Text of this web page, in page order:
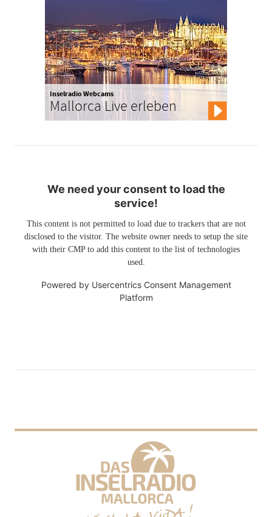
Inselradio Webcams
Mallorca Live erleben
We need your consent to load the
service!
This content is not permitted to load due to trackers that are not
disclosed to the visitor. The website owner needs to setup the site
with their CMP to add this content to the list of technologies
used.
Powered by Usercentrics Consent Management
Platform